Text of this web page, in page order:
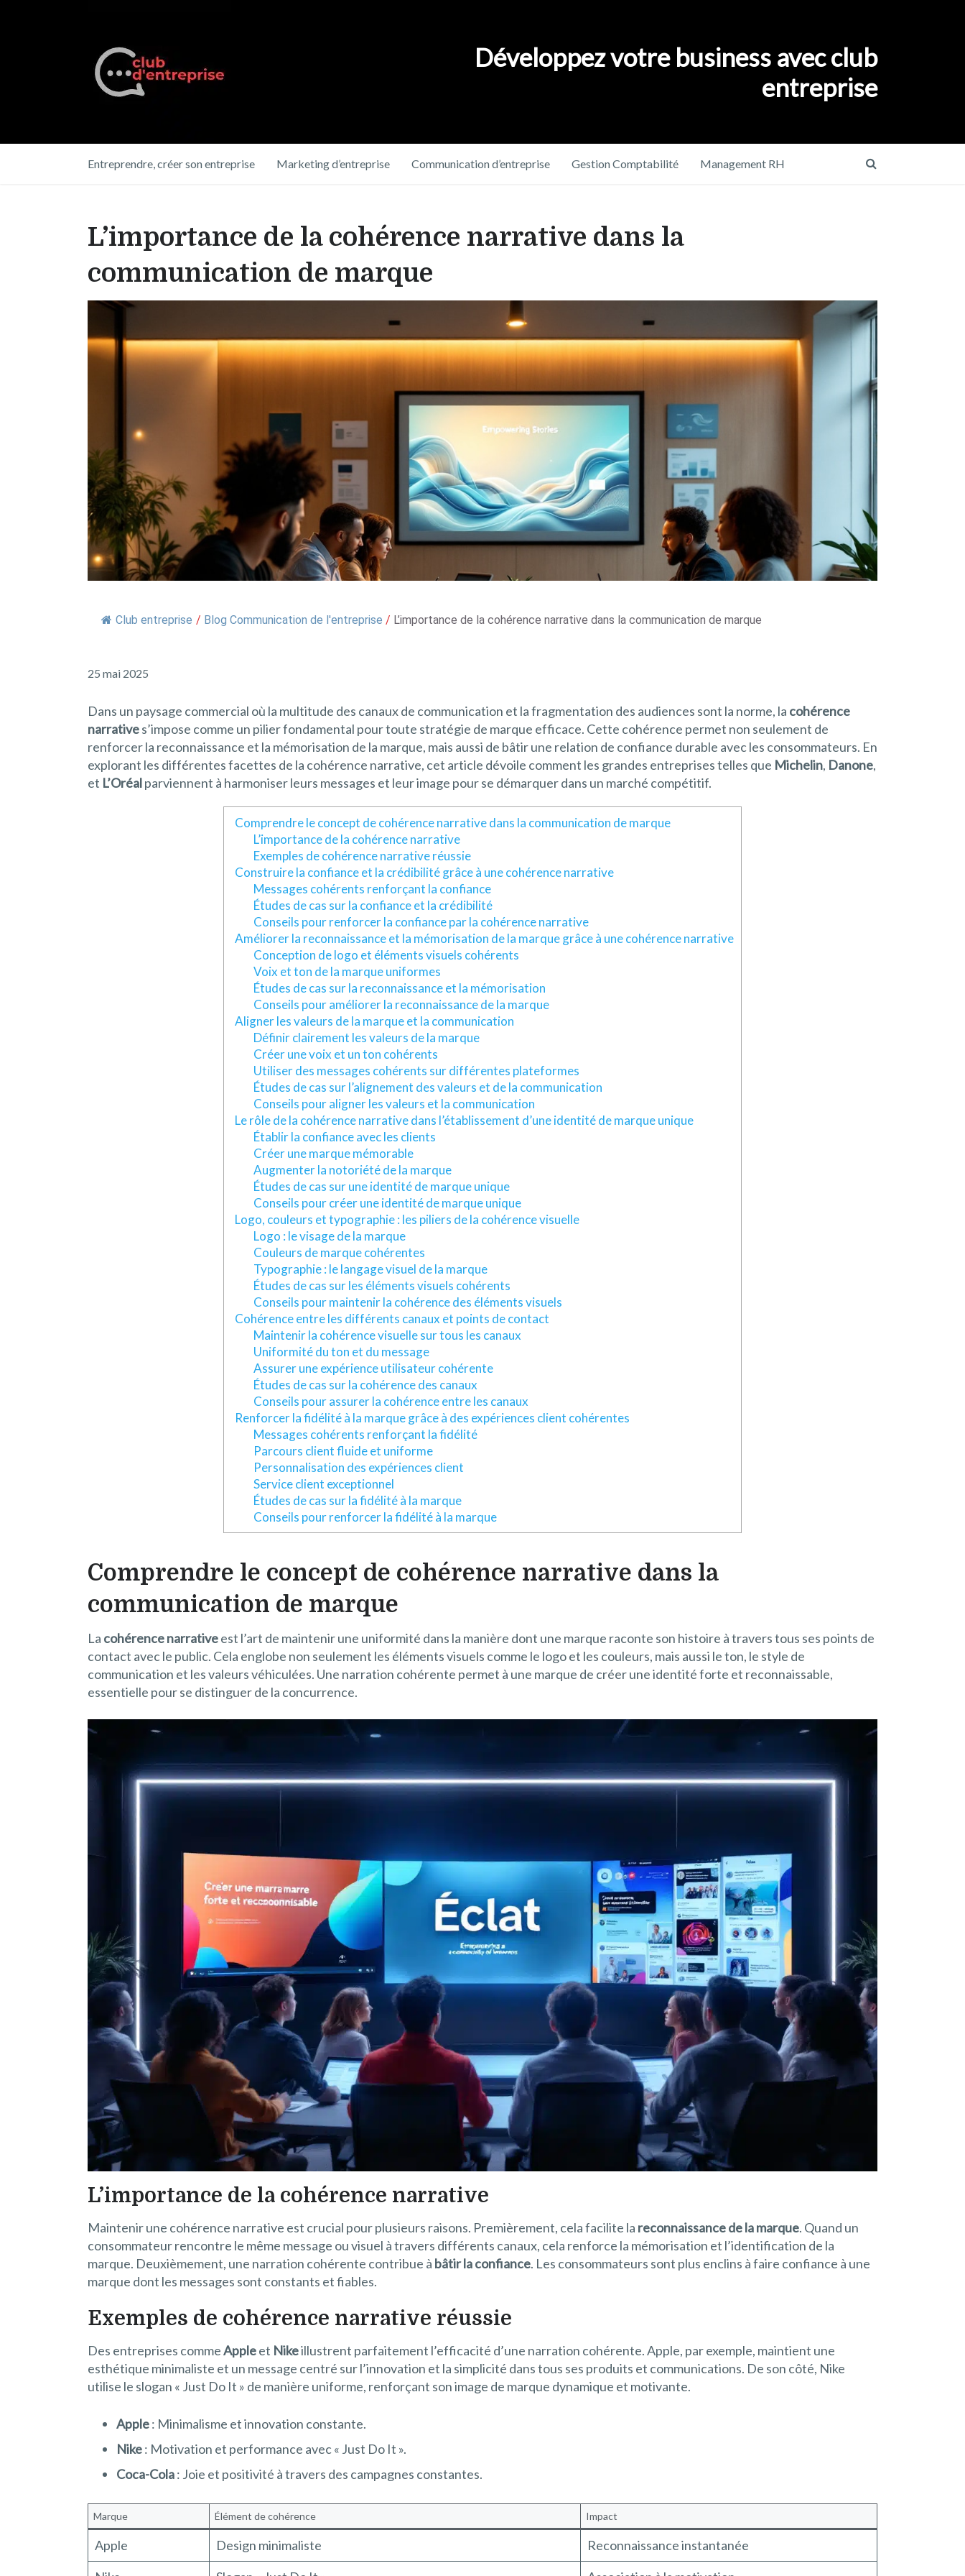
Développez votre business avec club
entreprise
Entreprendre, créer son entreprise Marketing d’entreprise Communication d’entreprise Gestion Comptabilité Management RH
L’importance de la cohérence narrative dans la
communication de marque
Club entreprise / Blog Communication de l'entreprise / L’importance de la cohérence narrative dans la communication de marque
25 mai 2025
Dans un paysage commercial où la multitude des canaux de communication et la fragmentation des audiences sont la norme, la cohérence
narratives’impose comme un pilier fondamental pour toute stratégie de marque efficace. Cette cohérence permet non seulement de
renforcer la reconnaissance et la mémorisation de la marque, mais aussi de bâtir une relation de confiance durable avec les consommateurs. En
explorant les différentes facettes de la cohérence narrative, cet article dévoile comment les grandes entreprises telles que Michelin, Danone,
et L’Oréalparviennent à harmoniser leurs messages et leur image pour se démarquer dans un marché compétitif.
Comprendre le concept de cohérence narrative dans la communication de marque
L’importance de la cohérence narrative
Exemples de cohérence narrative réussie
Construire la confiance et la crédibilité grâce à une cohérence narrative
Messages cohérents renforçant la confiance
Études de cas sur la confiance et la crédibilité
Conseils pour renforcer la confiance par la cohérence narrative
Améliorer la reconnaissance et la mémorisation de la marque grâce à une cohérence narrative
Conception de logo et éléments visuels cohérents
Voix et ton de la marque uniformes
Études de cas sur la reconnaissance et la mémorisation
Conseils pour améliorer la reconnaissance de la marque
Aligner les valeurs de la marque et la communication
Définir clairement les valeurs de la marque
Créer une voix et un ton cohérents
Utiliser des messages cohérents sur différentes plateformes
Études de cas sur l’alignement des valeurs et de la communication
Conseils pour aligner les valeurs et la communication
Le rôle de la cohérence narrative dans l’établissement d’une identité de marque unique
Établir la confiance avec les clients
Créer une marque mémorable
Augmenter la notoriété de la marque
Études de cas sur une identité de marque unique
Conseils pour créer une identité de marque unique
Logo, couleurs et typographie : les piliers de la cohérence visuelle
Logo : le visage de la marque
Couleurs de marque cohérentes
Typographie : le langage visuel de la marque
Études de cas sur les éléments visuels cohérents
Conseils pour maintenir la cohérence des éléments visuels
Cohérence entre les différents canaux et points de contact
Maintenir la cohérence visuelle sur tous les canaux
Uniformité du ton et du message
Assurer une expérience utilisateur cohérente
Études de cas sur la cohérence des canaux
Conseils pour assurer la cohérence entre les canaux
Renforcer la fidélité à la marque grâce à des expériences client cohérentes
Messages cohérents renforçant la fidélité
Parcours client fluide et uniforme
Personnalisation des expériences client
Service client exceptionnel
Études de cas sur la fidélité à la marque
Conseils pour renforcer la fidélité à la marque
Comprendre le concept de cohérence narrative dans la
communication de marque
La cohérence narrativeest l’art de maintenir une uniformité dans la manière dont une marque raconte son histoire à travers tous ses points de
contact avec le public. Cela englobe non seulement les éléments visuels comme le logo et les couleurs, mais aussi le ton, le style de
communication et les valeurs véhiculées. Une narration cohérente permet à une marque de créer une identité forte et reconnaissable,
essentielle pour se distinguer de la concurrence.
L’importance de la cohérence narrative
Maintenir une cohérence narrative est crucial pour plusieurs raisons. Premièrement, cela facilite la reconnaissance de la marque. Quand un
consommateur rencontre le même message ou visuel à travers différents canaux, cela renforce la mémorisation et l’identification de la
marque. Deuxièmement, une narration cohérente contribue à bâtir la confiance. Les consommateurs sont plus enclins à faire confiance à une
marque dont les messages sont constants et fiables.
Exemples de cohérence narrative réussie
Des entreprises commeAppleet Nikeillustrent parfaitement l’efficacité d’une narration cohérente. Apple, par exemple, maintient une
esthétique minimaliste et un message centré sur l’innovation et la simplicité dans tous ses produits et communications. De son côté, Nike
utilise le slogan « Just Do It » de manière uniforme, renforçant son image de marque dynamique et motivante.
Apple: Minimalisme et innovation constante.
Nike: Motivation et performance avec « Just Do It ».
Coca-Cola: Joie et positivité à travers des campagnes constantes.
Marque Élément de cohérence Impact
Apple Design minimaliste
Reconnaissance instantanée